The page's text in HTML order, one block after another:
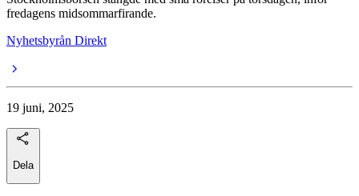
fredagens midsommarfirande.
Nyhetsbyrån Direkt
19 juni, 2025
Dela